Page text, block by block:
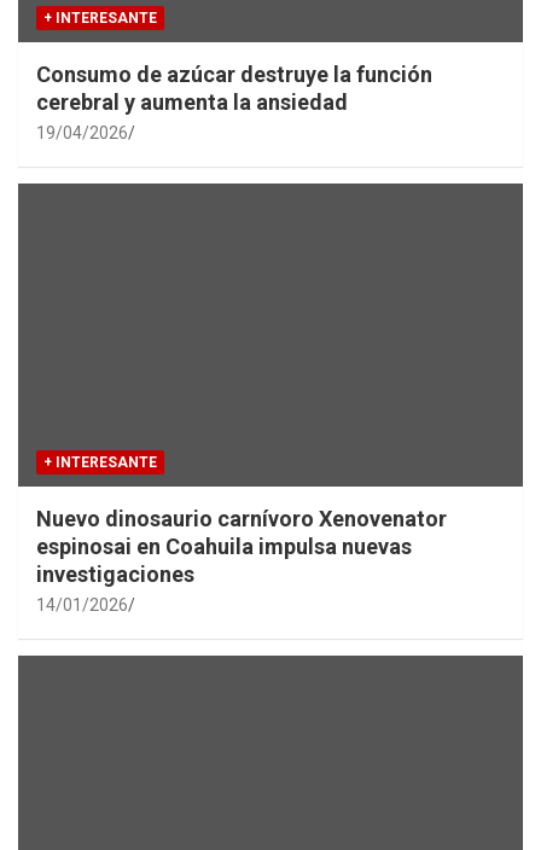
+ INTERESANTE
Consumo de azúcar destruye la función
cerebral y aumenta la ansiedad
19/04/2026
+ INTERESANTE
Nuevo dinosaurio carnívoro Xenovenator
espinosai en Coahuila impulsa nuevas
investigaciones
14/01/2026